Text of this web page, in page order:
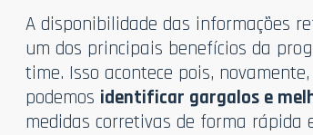
A disponibilidade das informações
um dos principais benefícios da
time. Isso acontece pois,
podemos identificar gargalos e
medidas corretivas de forma rápida